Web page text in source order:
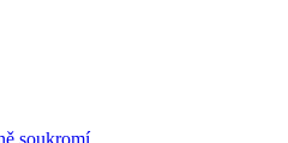
soukromí